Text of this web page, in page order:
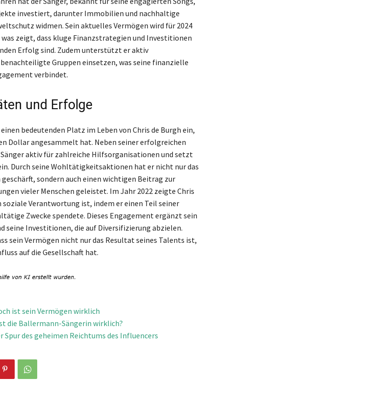
investiert, darunter Immobilien und nachhaltige
widmen. Sein aktuelles Vermögen wird für 2024
zeigt, dass kluge Finanzstrategien und Investitionen
Erfolg sind. Zudem unterstützt er aktiv
Gruppen einsetzen, was seine finanzielle
verbindet.
und Erfolge
bedeutenden Platz im Leben von Chris de Burgh ein,
Dollar angesammelt hat. Neben seiner erfolgreichen
aktiv für zahlreiche Hilfsorganisationen und setzt
Durch seine Wohltätigkeitsaktionen hat er nicht nur das
sondern auch einen wichtigen Beitrag zur
vieler Menschen geleistet. Im Jahr 2022 zeigte Chris
Verantwortung ist, indem er einen Teil seiner
Zwecke spendete. Dieses Engagement ergänzt sein
seine Investitionen, die auf Diversifizierung abzielen.
sein Vermögen nicht nur das Resultat seines Talents ist,
auf die Gesellschaft hat.
ist sein Vermögen wirklich
die Ballermann-Sängerin wirklich?
Spur des geheimen Reichtums des Influencers